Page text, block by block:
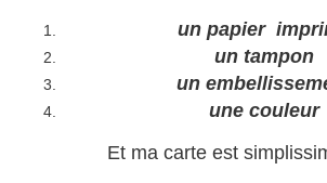
un papier
un tampon
un
une couleur
Et ma carte est